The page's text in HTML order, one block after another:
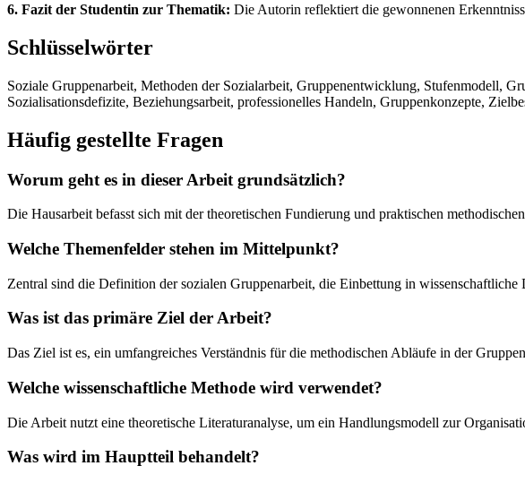
6. Fazit der Studentin zur Thematik: Die Autorin reflektiert die gewonnenen
Schlüsselwörter
Soziale Gruppenarbeit, Methoden der Sozialarbeit, Gruppenentwicklung, Stufenmodell,
Sozialisationsdefizite, Beziehungsarbeit, professionelles Handeln, Gruppenkonzepte,
Häufig gestellte Fragen
Worum geht es in dieser Arbeit grundsätzlich?
Die Hausarbeit befasst sich mit der theoretischen Fundierung und praktischen
Welche Themenfelder stehen im Mittelpunkt?
Zentral sind die Definition der sozialen Gruppenarbeit, die Einbettung in
Was ist das primäre Ziel der Arbeit?
Das Ziel ist es, ein umfangreiches Verständnis für die methodischen Abläufe in der
Welche wissenschaftliche Methode wird verwendet?
Die Arbeit nutzt eine theoretische Literaturanalyse, um ein Handlungsmodell zur
Was wird im Hauptteil behandelt?